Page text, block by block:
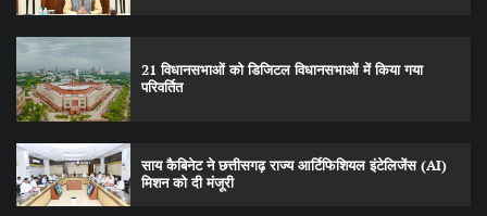
21 विधानसभाओं को डिजिटल विधानसभाओं में किया गया
परिवर्तित
साय कैबिनेट ने छत्तीसगढ़ राज्य आर्टिफिशियल इंटेलिजेंस (AI)
मिशन को दी मंजूरी